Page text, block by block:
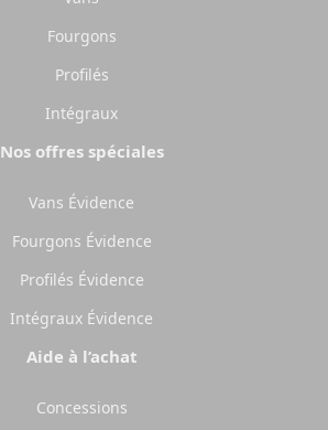
Fourgons
Profilés
Intégraux
Nos offres spéciales
Vans Évidence
Fourgons Évidence
Profilés Évidence
Intégraux Évidence
Aide à l’achat
Concessions